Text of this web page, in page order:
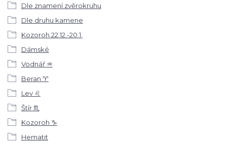
Dle znamení zvěrokruhu
Dle druhu kamene
Kozoroh 22.12.-20.1.
Dámské
Vodnář ♒
Beran ♈
Lev ♌
Štír ♏
Kozoroh ♑
Hematit